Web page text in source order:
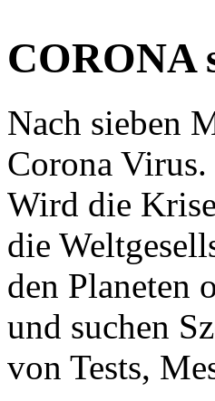
CORONA
Nach sieben
Corona
Wird die
die
den Planeten
und suchen
von Tests,